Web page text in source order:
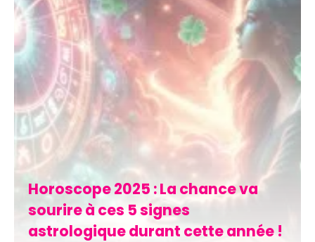
Horoscope 2025 : La chance va
sourire à ces 5 signes
astrologique durant cette année !